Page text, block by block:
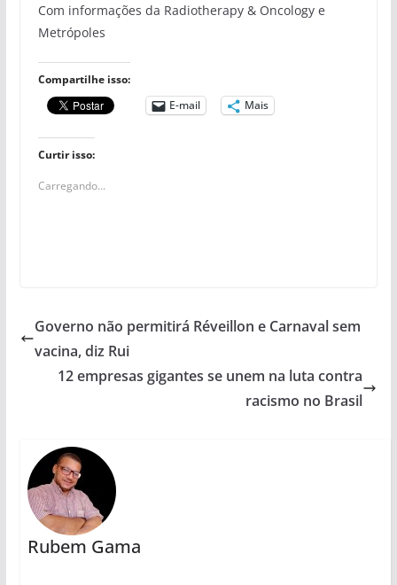
Com informações da Radiotherapy & Oncology e
Metrópoles
Compartilhe isso:
E-mail
Mais
Curtir isso:
Carregando...
Governo não permitirá Réveillon e Carnaval sem
vacina, diz Rui
12 empresas gigantes se unem na luta contra
racismo no Brasil
Rubem Gama